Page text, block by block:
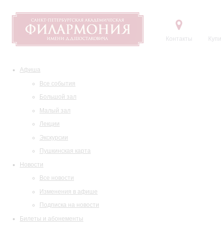
Контакты
Афиша
Все события
Большой зал
Малый зал
Лекции
Экскурсии
Пушкинская карта
Новости
Все новости
Изменения в афише
Подписка на новости
Билеты и абонементы